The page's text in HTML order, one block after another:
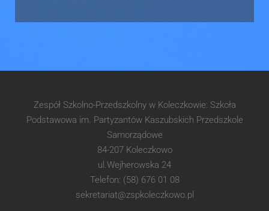
Zespół Szkolno-Przedszkolny w Koleczkowie: Szkoła
Podstawowa im. Partyzantów Kaszubskich Przedszkole
Samorządowe
84-207 Koleczkowo
ul.Wejherowska 24
Telefon: (58) 676 01 08
sekretariat@zspkoleczkowo.pl